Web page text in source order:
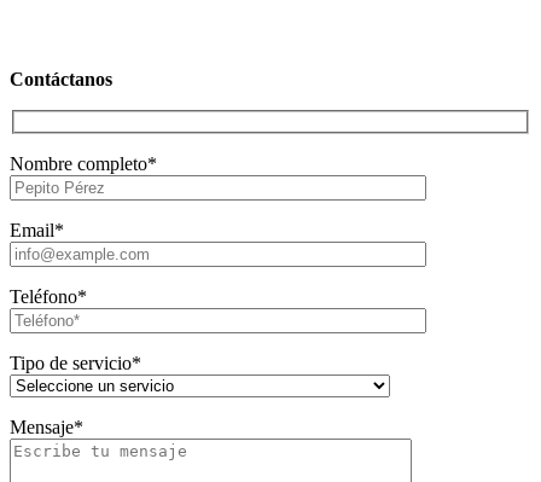
Contáctanos
Nombre completo*
Email*
Teléfono*
Tipo de servicio*
Mensaje*